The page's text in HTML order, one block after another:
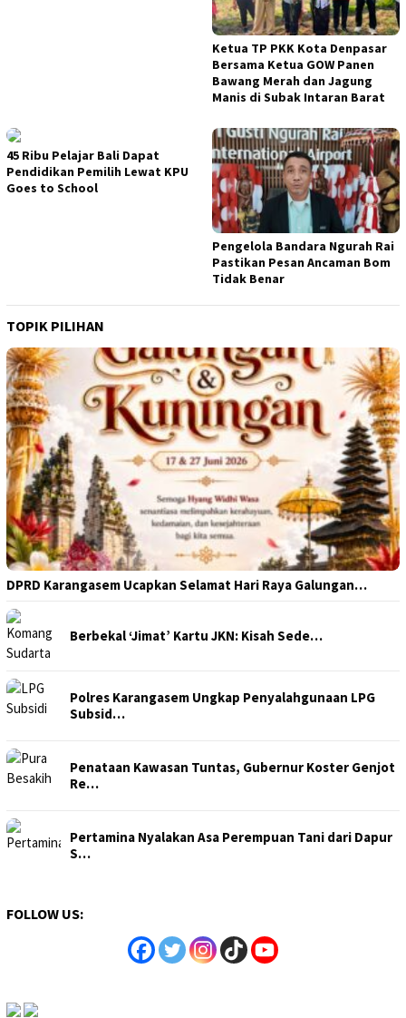
Ketua TP PKK Kota Denpasar
Bersama Ketua GOW Panen
Bawang Merah dan Jagung
Manis di Subak Intaran Barat
45 Ribu Pelajar Bali Dapat
Pendidikan Pemilih Lewat KPU
Goes to School
Pengelola Bandara Ngurah Rai
Pastikan Pesan Ancaman Bom
Tidak Benar
TOPIK PILIHAN
DPRD Karangasem Ucapkan Selamat Hari Raya Galungan…
Berbekal ‘Jimat’ Kartu JKN: Kisah Sede…
Polres Karangasem Ungkap Penyalahgunaan LPG
Subsid…
Penataan Kawasan Tuntas, Gubernur Koster Genjot
Re…
Pertamina Nyalakan Asa Perempuan Tani dari Dapur
S…
FOLLOW US: